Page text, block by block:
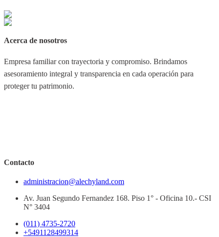
Acerca de nosotros
Empresa familiar con trayectoria y compromiso. Brindamos
asesoramiento integral y transparencia en cada operación para
proteger tu patrimonio.
Contacto
administracion@alechyland.com
Av. Juan Segundo Fernandez 168. Piso 1° - Oficina 10.- CSI
N° 3404
(011) 4735-2720
+5491128499314